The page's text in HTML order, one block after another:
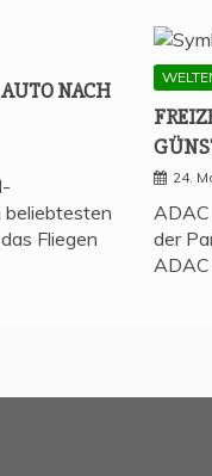
NACH
Fliegen
24.
ADAC
der